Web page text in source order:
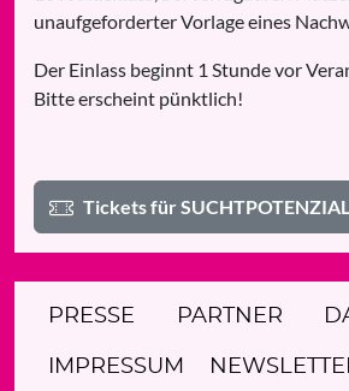
unaufgeforderter Vorlage eines
Der Einlass beginnt 1 Stunde vor
Bitte erscheint pünktlich!
Tickets für
PRESSE PARTNER
IMPRESSUM